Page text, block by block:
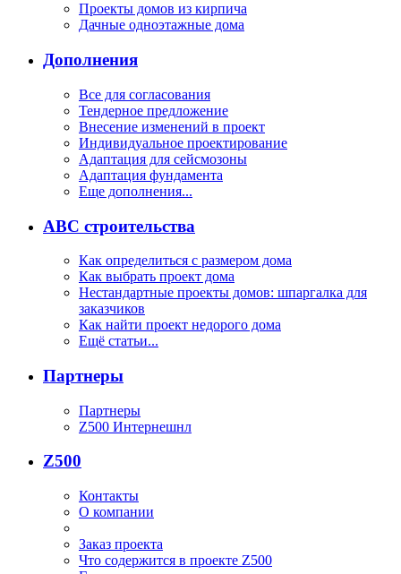
Проекты домов из кирпича
Дачные одноэтажные дома
Дополнения
Все для согласования
Тендерное предложение
Внесение изменений в проект
Индивидуальное проектирование
Адаптация для сейсмозоны
Адаптация фундамента
Еще дополнения...
ABC строительства
Как определиться с размером дома
Как выбрать проект дома
Нестандартные проекты домов: шпаргалка для
заказчиков
Как найти проект недорого дома
Ещё статьи...
Партнеры
Партнеры
Z500 Интернешнл
Z500
Контакты
О компании
Заказ проекта
Что содержится в проекте Z500